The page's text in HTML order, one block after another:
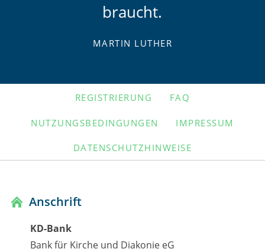
braucht.
MARTIN LUTHER
NAVIGATION
REGISTRIERUNG FAQ
NUTZUNGSBEDINGUNGEN IMPRESSUM
DATENSCHUTZHINWEISE
Anschrift
KD-Bank
Bank für Kirche und Diakonie eG